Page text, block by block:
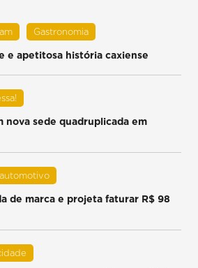
Gastronomia
e apetitosa história caxiense
nova sede quadruplicada em
de marca e projeta faturar R$ 98